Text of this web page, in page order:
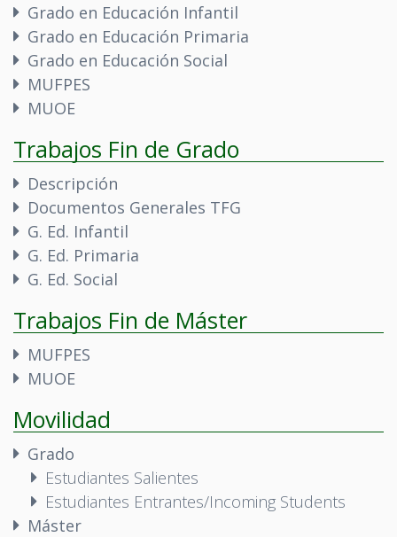
Grado en Educación Infantil
Grado en Educación Primaria
Grado en Educación Social
MUFPES
MUOE
Trabajos Fin de Grado
Descripción
Documentos Generales TFG
G. Ed. Infantil
G. Ed. Primaria
G. Ed. Social
Trabajos Fin de Máster
MUFPES
MUOE
Movilidad
Grado
Estudiantes Salientes
Estudiantes Entrantes/Incoming Students
Máster